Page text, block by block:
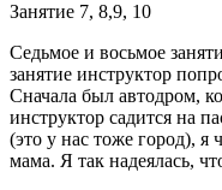
Занятие 7, 8,9, 10
Седьмое и восьмое
занятие инструктор
Сначала был автодром,
инструктор садится на
(это у нас тоже город), я
мама. Я так надеялась,